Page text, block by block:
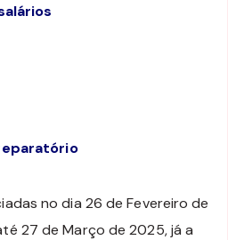
no dia 26 de Fevereiro de
27 de Março de 2025, já a